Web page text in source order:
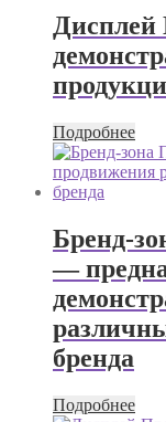
Дисплей
Подробнее
Бренд-
—
бренда
Подробнее